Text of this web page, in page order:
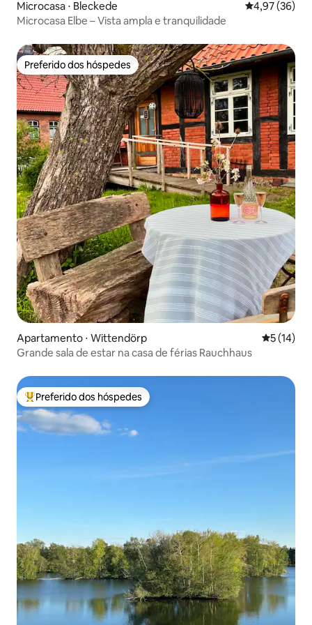
Microcasa ⋅ Bleckede 4,97 de uma
4,97 (36)
Microcasa Elbe – Vista ampla e tranquilidade
Preferido dos hóspedes
Preferido dos hóspedes
Apartamento ⋅ Wittendörp 5 de uma
5 (14)
Grande sala de estar na casa de férias Rauchhaus
Entre os melhores preferidos dos hóspedes
Preferido dos hóspedes